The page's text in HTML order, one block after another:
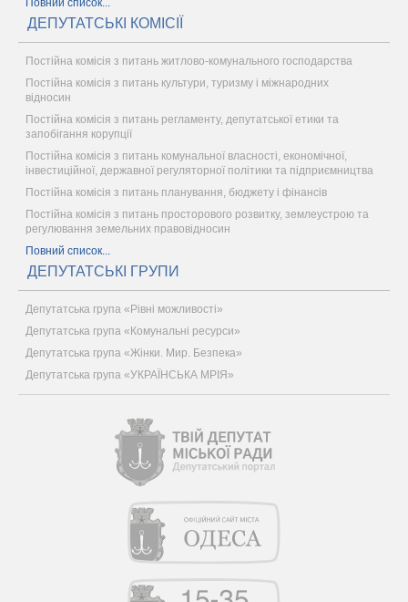
Повний список...
ДЕПУТАТСЬКІ КОМІСІЇ
Постійна комісія з питань житлово-комунального господарства
Постійна комісія з питань культури, туризму і міжнародних
відносин
Постійна комісія з питань регламенту, депутатської етики та
запобігання корупції
Постійна комісія з питань комунальної власності, економічної,
інвестиційної, державної регуляторної політики та підприємництва
Постійна комісія з питань планування, бюджету і фінансів
Постійна комісія з питань просторового розвитку, землеустрою та
регулювання земельних правовідносин
Повний список...
ДЕПУТАТСЬКІ ГРУПИ
Депутатська група «Рівні можливості»
Депутатська група «Комунальні ресурси»
Депутатська група «Жінки. Мир. Безпека»
Депутатська група «УКРАЇНСЬКА МРІЯ»